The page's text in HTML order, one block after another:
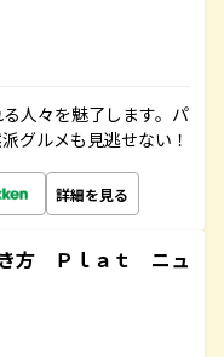
人々を魅了します。パ
グルメも見逃せない！
詳細を見る
方 Ｐｌａｔ ニュ